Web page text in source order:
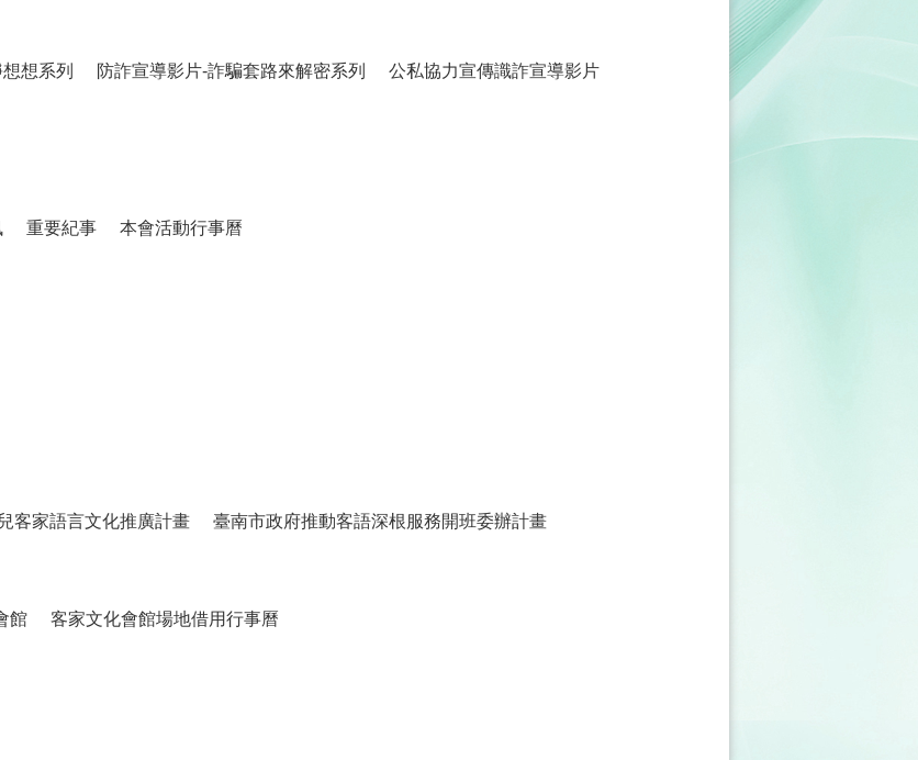
想系列 防詐宣導影片-詐騙套路來解密系列 公私協力宣傳識詐宣導影片
重要紀事 本會活動行事曆
客家語言文化推廣計畫 臺南市政府推動客語深根服務開班委辦計畫
館 客家文化會館場地借用行事曆